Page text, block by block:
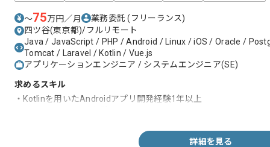
〜75万円／月 業務委託(フリーランス)
四ツ谷(東京都)/フルリモート
Java / JavaScript / PHP / Android / Linux / iOS / Oracle /
Tomcat / Laravel / Kotlin / Vue.js
アプリケーションエンジニア / システムエンジニア(SE)
求めるスキル
・Kotlinを用いたAndroidアプリ開発経験1年以上
詳細を見る